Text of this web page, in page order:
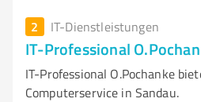
2 IT-Dienstleistungen
IT-Professional
IT-Professional O.Pochanke
Computerservice in Sandau.